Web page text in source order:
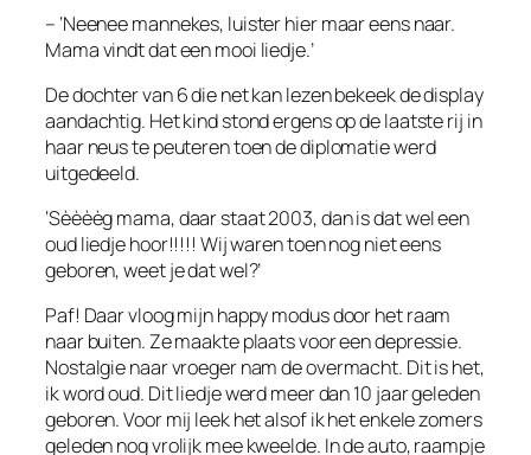
– ‘Neenee mannekes, luister hier maar eens naar.
Mama vindt dat een mooi liedje.’
De dochter van 6 die net kan lezen bekeek de display
aandachtig. Het kind stond ergens op de laatste rij in
haar neus te peuteren toen de diplomatie werd
uitgedeeld.
‘Sèèèèg mama, daar staat 2003, dan is dat wel een
oud liedje hoor!!!!! Wij waren toen nog niet eens
geboren, weet je dat wel?’
Paf! Daar vloog mijn happy modus door het raam
naar buiten. Ze maakte plaats voor een depressie.
Nostalgie naar vroeger nam de overmacht. Dit is het,
ik word oud. Dit liedje werd meer dan 10 jaar geleden
geboren. Voor mij leek het alsof ik het enkele zomers
geleden nog vrolijk mee kweelde. In de auto, raampje